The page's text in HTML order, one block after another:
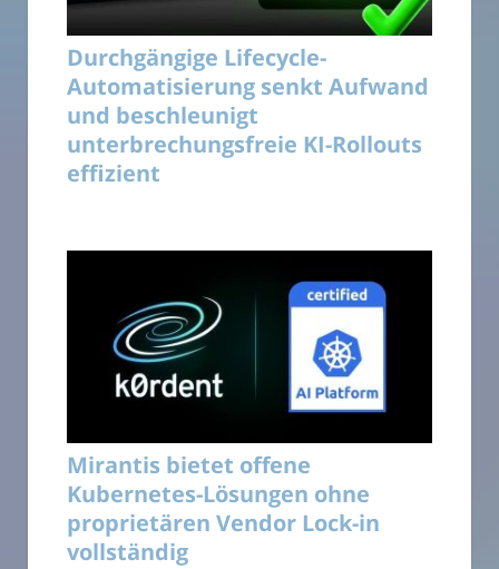
Durchgängige Lifecycle-
Automatisierung senkt Aufwand
und beschleunigt
unterbrechungsfreie KI-Rollouts
effizient
Mirantis bietet offene
Kubernetes-Lösungen ohne
proprietären Vendor Lock-in
vollständig